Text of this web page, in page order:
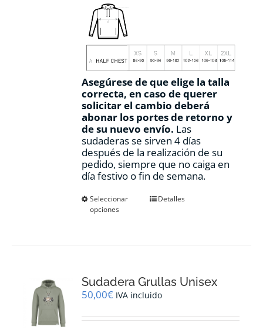
Asegúrese de que elige la talla
correcta, en caso de querer
solicitar el cambio deberá
abonar los portes de retorno y
de su nuevo envío. Las
sudaderas se sirven 4 días
después de la realización de su
pedido, siempre que no caiga en
día festivo o fin de semana.
Seleccionar
opciones
Este
se
pueden
en
Detalles
Sudadera Grullas Unisex
50,00€ IVA incluido